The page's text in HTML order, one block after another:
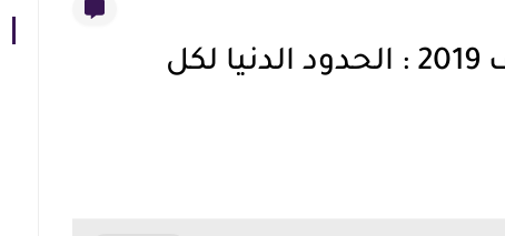
تنسيق الازهر الشريف 2019 : الحدود الدنيا لكل